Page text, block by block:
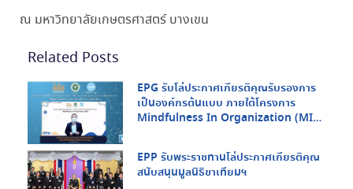
ณ มหาวิทยาลัยเกษตรศาสตร์ บางเขน
Related Posts
EPG รับโล่ประกาศเกียรติคุณรับรองการ
เป็นองค์กรต้นแบบ ภายใต้โครงการ
Mindfulness In Organization (MIO)
และ สสส.
EPP รับพระราชทานโล่ประกาศเกียรติคุณ
สนับสนุนมูลนิธิขาเทียมฯ